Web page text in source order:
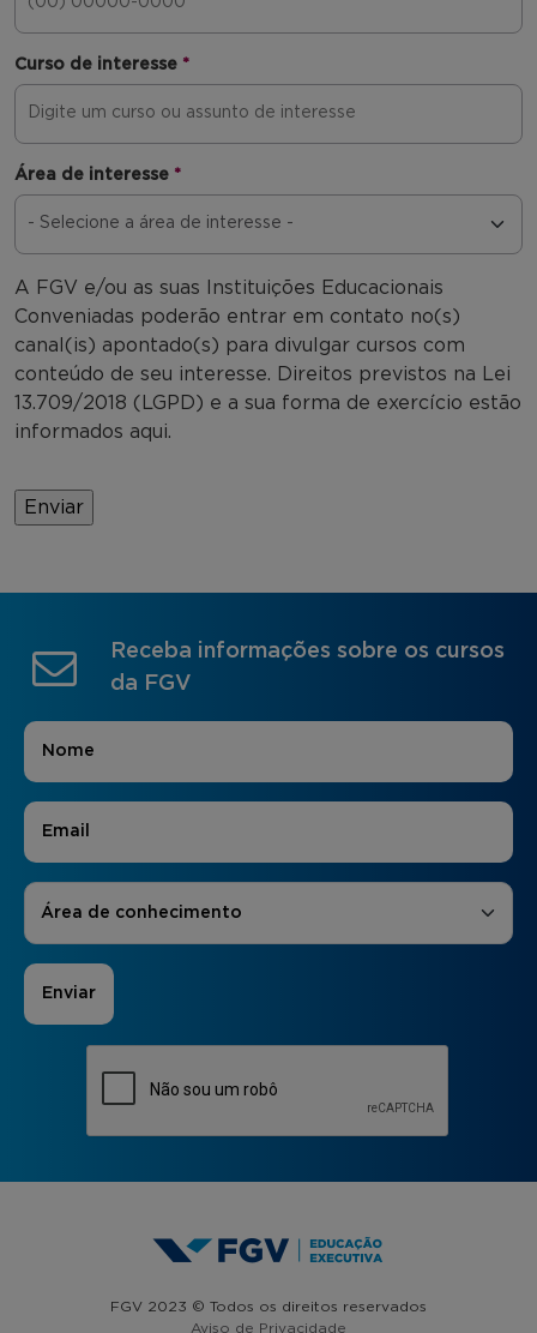
Curso de interesse *
Área de interesse *
A FGV e/ou as suas Instituições Educacionais
Conveniadas poderão entrar em contato no(s)
canal(is) apontado(s) para divulgar cursos com
conteúdo de seu interesse. Direitos previstos na Lei
13.709/2018 (LGPD) e a sua forma de exercício estão
informados aqui.
Receba informações sobre os cursos
da FGV
Nome
E-mail
Áreas de Interesse
Área de conhecimento
FGV 2023 © Todos os direitos reservados
Aviso de Privacidade